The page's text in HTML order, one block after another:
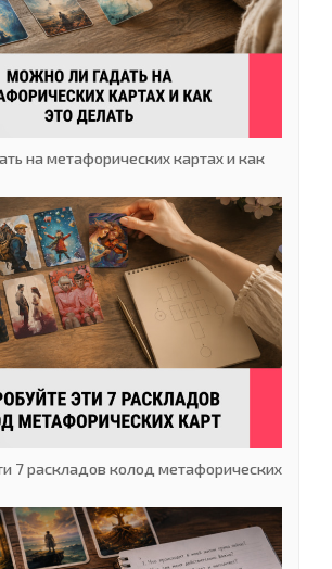
на метафорических картах и как
7 раскладов колод метафорических